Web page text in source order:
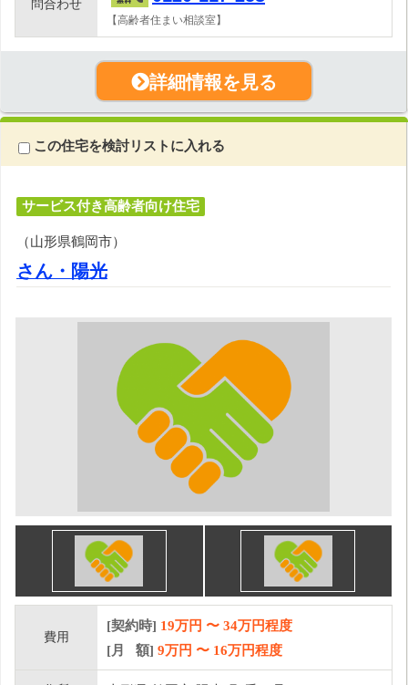
問合わせ
【高齢者住まい相談室】
詳細情報を見る
この住宅を検討リストに入れる
サービス付き高齢者向け住宅
（山形県鶴岡市）
さん・陽光
費用
[契約時] 19万円 〜 34万円程度
[月 額] 9万円 〜 16万円程度